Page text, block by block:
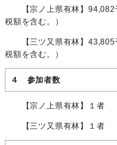
【宗ノ上県有林】 94,082
税額を含む。）
【三ツ又県有林】43,805
税額を含む。）
４ 参加者数
【宗ノ上県有林】１者
【三ツ又県有林】１者